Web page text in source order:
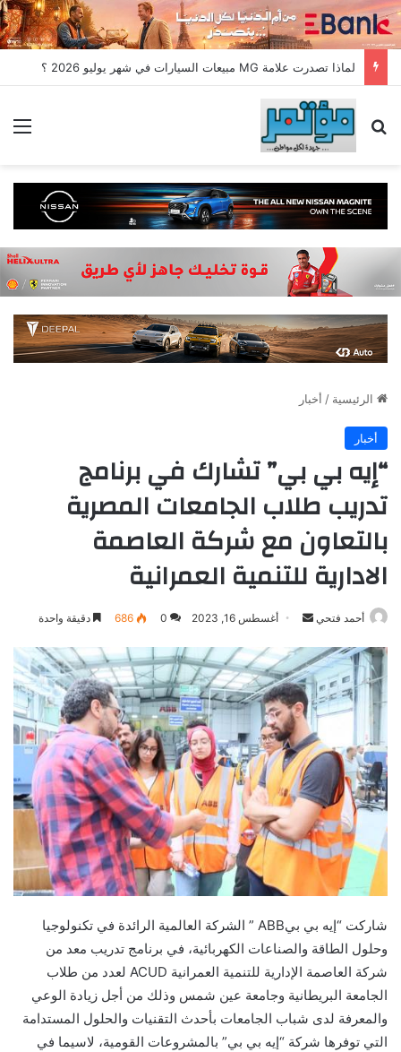
لماذا تصدرت علامة MG مبيعات السيارات في شهر يوليو 2026 ؟
بحث عن
الرئيسية / أخبار
أخبار
“إيه بي بي” تشارك في برنامج
تدريب طلاب الجامعات المصرية
بالتعاون مع شركة العاصمة
الادارية للتنمية العمرانية
أحمد فتحي
أرسل
إلكترونيا
أغسطس 16, 2023 0
686 دقيقة واحدة
شاركت “إيه بي بيABB ” الشركة العالمية الرائدة في تكنولوجيا
وحلول الطاقة والصناعات الكهربائية، في برنامج تدريب معد من
شركة العاصمة الإدارية للتنمية العمرانية ACUD لعدد من طلاب
الجامعة البريطانية وجامعة عين شمس وذلك من أجل زيادة الوعي
والمعرفة لدى شباب الجامعات بأحدث التقنيات والحلول المستدامة
التي توفرها شركة “إيه بي بي” بالمشروعات القومية، لاسيما في